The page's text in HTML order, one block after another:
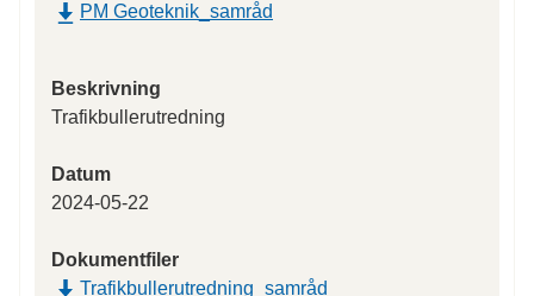
PM Geoteknik_samråd
Beskrivning
Trafikbullerutredning
Datum
2024-05-22
Dokumentfiler
Trafikbullerutredning_samråd